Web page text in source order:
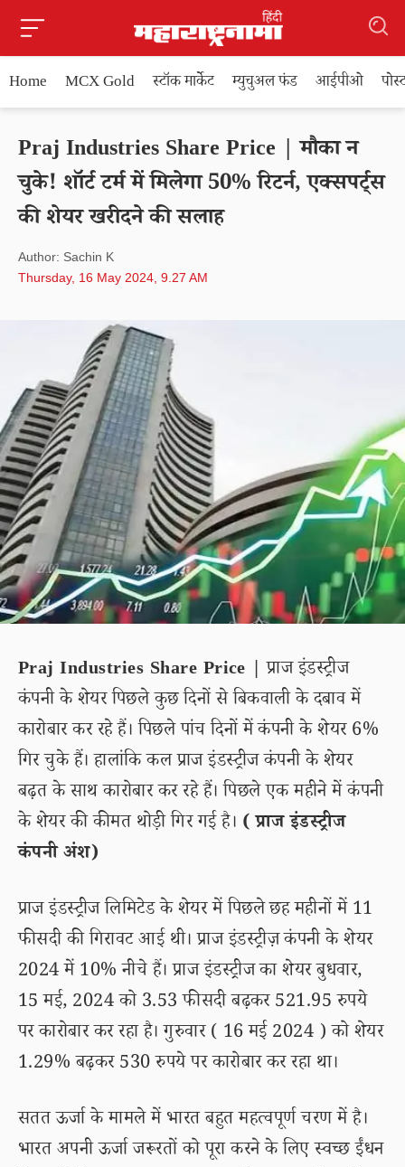
Home MCX Gold स्टॉक मार्केट म्युचुअल फंड आईपीओ
Praj Industries Share Price | मौका न
चुके! शॉर्ट टर्म में मिलेगा 50% रिटर्न, एक्सपर्ट्स
की शेयर खरीदने की सलाह
Author: Sachin K
Thursday, 16 May 2024, 9.27 AM
Praj Industries Share Price | प्राज इंडस्ट्रीज
कंपनी के शेयर पिछले कुछ दिनों से बिकवाली के दबाव में
कारोबार कर रहे हैं। पिछले पांच दिनों में कंपनी के शेयर 6%
गिर चुके हैं। हालांकि कल प्राज इंडस्ट्रीज कंपनी के शेयर
बढ़त के साथ कारोबार कर रहे हैं। पिछले एक महीने में कंपनी
के शेयर की कीमत थोड़ी गिर गई है। ( प्राज इंडस्ट्रीज
कंपनी अंश)
प्राज इंडस्ट्रीज लिमिटेड के शेयर में पिछले छह महीनों में 11
फीसदी की गिरावट आई थी। प्राज इंडस्ट्रीज़ कंपनी के शेयर
2024 में 10% नीचे हैं। प्राज इंडस्ट्रीज का शेयर बुधवार,
15 मई, 2024 को 3.53 फीसदी बढ़कर 521.95 रुपये
पर कारोबार कर रहा है। गुरुवार ( 16 मई 2024 ) को शेयर
1.29% बढ़कर 530 रुपये पर कारोबार कर रहा था।
सतत ऊर्जा के मामले में भारत बहुत महत्वपूर्ण चरण में है।
भारत अपनी ऊर्जा जरूरतों को पूरा करने के लिए स्वच्छ ईंधन